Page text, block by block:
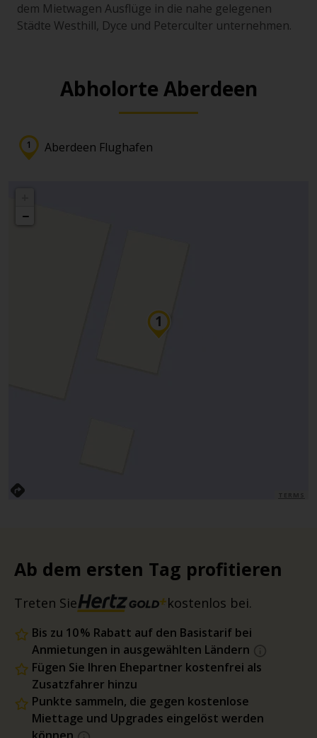
dem Mietwagen Ausflüge in die nahe gelegenen
Städte Westhill, Dyce und Peterculter unternehmen.
Abholorte Aberdeen
Aberdeen Flughafen
−
Ab dem ersten Tag profitieren
Treten Sie kostenlos bei.
Bis zu 10 % Rabatt auf den Basistarif bei
Anmietungen in ausgewählten Ländern
Fügen Sie Ihren Ehepartner kostenfrei als
Zusatzfahrer hinzu
Punkte sammeln, die gegen kostenlose
Miettage und Upgrades eingelöst werden